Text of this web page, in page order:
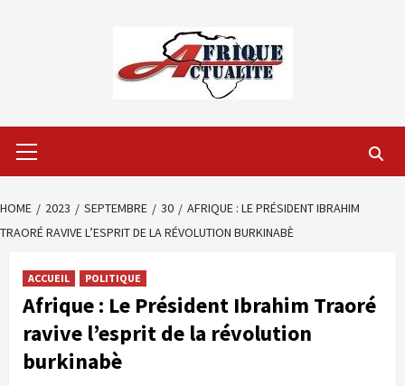
Menu
HOME 2023 SEPTEMBRE 30
AFRIQUE : LE PRÉSIDENT IBRAHIM
TRAORÉ RAVIVE L’ESPRIT DE LA RÉVOLUTION BURKINABÈ
ACCUEIL POLITIQUE
Afrique : Le Président Ibrahim Traoré
ravive l’esprit de la révolution
burkinabè